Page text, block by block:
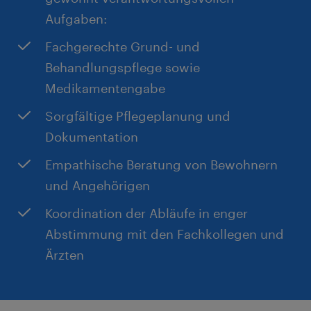
Nummer, sondern Ihr persönlicher
Ansprechpartner
Dienstkleidung: Wird selbstverständlich von uns
gestellt
Weiterbildung: Wir investieren in Sie und
Aufgaben:
Fachgerechte Grund- und
Behandlungspflege sowie
Medikamentengabe
Sorgfältige Pflegeplanung und
Dokumentation
Empathische Beratung von Bewohnern
und Angehörigen
Koordination der Abläufe in enger
Abstimmung mit den Fachkollegen und
Ärzten